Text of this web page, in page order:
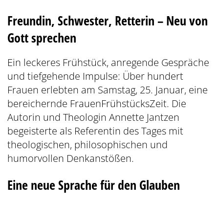
Freundin, Schwester, Retterin – Neu von
Gott sprechen
Ein leckeres Frühstück, anregende Gespräche
und tiefgehende Impulse: Über hundert
Frauen erlebten am Samstag, 25. Januar, eine
bereichernde FrauenFrühstücksZeit. Die
Autorin und Theologin Annette Jantzen
begeisterte als Referentin des Tages mit
theologischen, philosophischen und
humorvollen Denkanstößen.
Eine neue Sprache für den Glauben